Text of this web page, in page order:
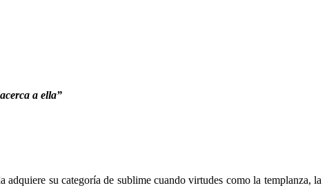
a ella”
su categoría de sublime cuando virtudes como la templanza, la